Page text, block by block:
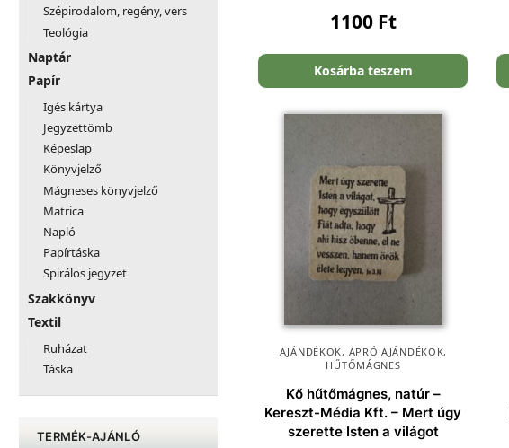
1100 Ft
Kosárba teszem
AJÁNDÉKOK, APRÓ AJÁNDÉKOK,
HŰTŐMÁGNES
Kő hűtőmágnes, natúr –
Kereszt-Média Kft. – Mert úgy
szerette Isten a világot
Szépirodalom, regény, vers
Teológia
Naptár
Papír
Igés kártya
Jegyzettömb
Képeslap
Könyvjelző
Mágneses könyvjelző
Matrica
Napló
Papírtáska
Spirálos jegyzet
Szakkönyv
Textil
Ruházat
Táska
TERMÉK-AJÁNLÓ